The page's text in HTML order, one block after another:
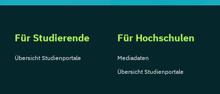
Für Studierende
Übersicht Studienportale
Für Hochschulen
Mediadaten
Übersicht Studienportale